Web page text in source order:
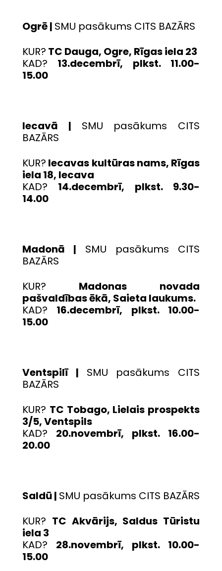
Ogrē | SMU pasākums CITS BAZĀRS
KUR? TC Dauga, Ogre, Rīgas iela 23
KAD? 13.decembrī, plkst. 11.00-
15.00
Iecavā | SMU pasākums CITS
BAZĀRS
KUR? Iecavas kultūras nams, Rīgas
iela 18, Iecava
KAD? 14.decembrī, plkst. 9.30-
14.00
Madonā | SMU pasākums CITS
BAZĀRS
KUR? Madonas novada
pašvaldības ēkā, Saieta laukums.
KAD? 16.decembrī, plkst. 10.00-
15.00
Ventspilī | SMU pasākums CITS
BAZĀRS
KUR? TC Tobago, Lielais prospekts
3/5, Ventspils
KAD? 20.novembrī, plkst. 16.00-
20.00
Saldū | SMU pasākums CITS BAZĀRS
KUR? TC Akvārijs, Saldus Tūristu
iela 3
KAD? 28.novembrī, plkst. 10.00-
15.00